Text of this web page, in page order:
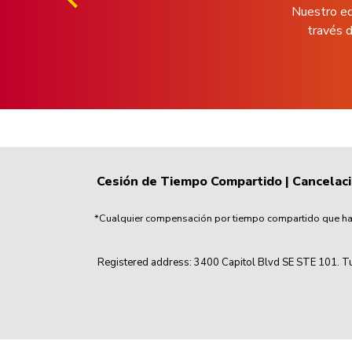
Nuestro
través
Cesión de Tiempo Compartido|
*Cualquier compensación por tiempo compartido que
Registered address: 3400 Capitol Blvd SE STE 101.